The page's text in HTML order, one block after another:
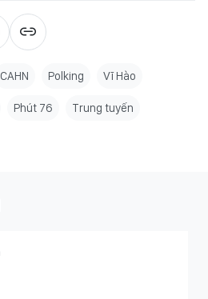
CAHN Polking Vĩ Hào
Phút 76 Trung tuyến